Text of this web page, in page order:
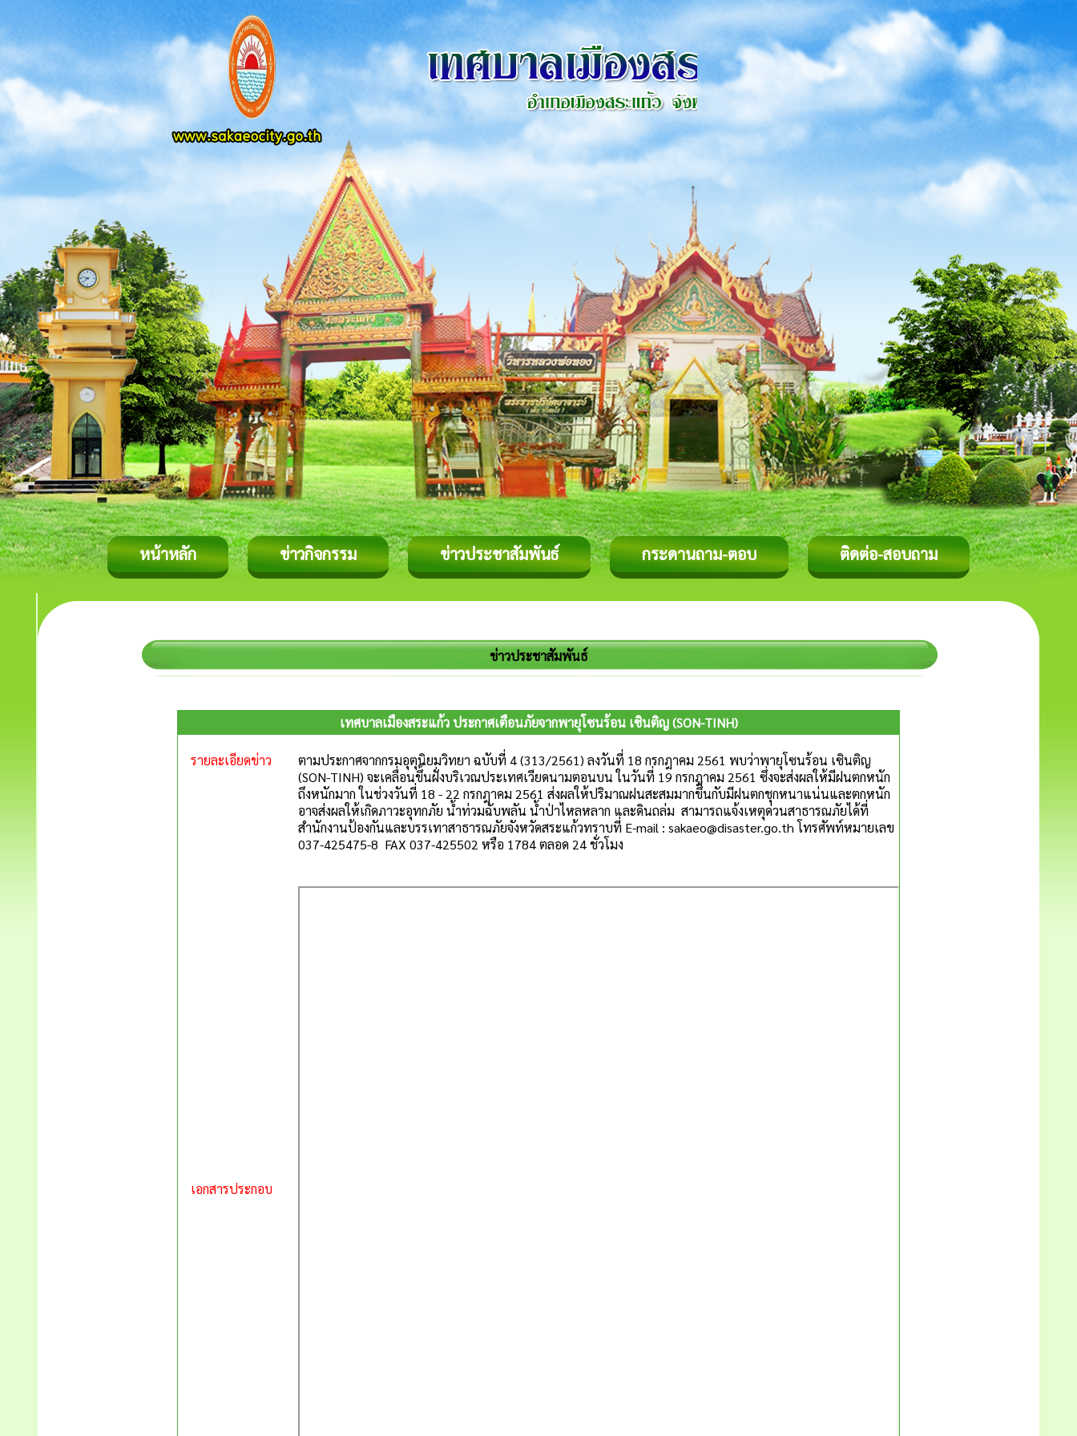
หน้าหลัก ข่าวกิจกรรม ข่าวประชาสัมพันธ์ กระดานถาม-ตอบ ติดต่อ-สอบถาม
ข่าวประชาสัมพันธ์
เทศบาลเมืองสระแก้ว ประกาศเตือนภัยจากพายุโซนร้อน เซินติญ (SON-TINH)
รายละเอียดข่าว
ตามประกาศจากกรมอุตุนิยมวิทยา ฉบับที่ 4 (313/2561) ลงวันที่ 18 กรกฎาคม 2561 พบว่าพายุโซนร้อน เซินติญ
(SON-TINH) จะเคลื่อนขึ้นฝั่งบริเวณประเทศเวียดนามตอนบน ในวันที่ 19 กรกฎาคม 2561 ซึ่งจะส่งผลให้มีฝนตกหนัก
ถึงหนักมาก ในช่วงวันที่ 18 - 22 กรกฎาคม 2561 ส่งผลให้ปริมาณฝนสะสมมากขึ้นกับมีฝนตกชุกหนาแน่นและตกหนัก
อาจส่งผลให้เกิดภาวะอุทกภัย น้ำท่วมฉับพลัน น้ำป่าไหลหลาก และดินถล่ม สามารถแจ้งเหตุด่วนสาธารณภัยได้ที่
สำนักงานป้องกันและบรรเทาสาธารณภัยจังหวัดสระแก้วทราบที่ E-mail : sakaeo@disaster.go.th โทรศัพท์หมายเลข
037-425475-8 FAX 037-425502 หรือ 1784 ตลอด 24 ชั่วโมง
เอกสารประกอบ